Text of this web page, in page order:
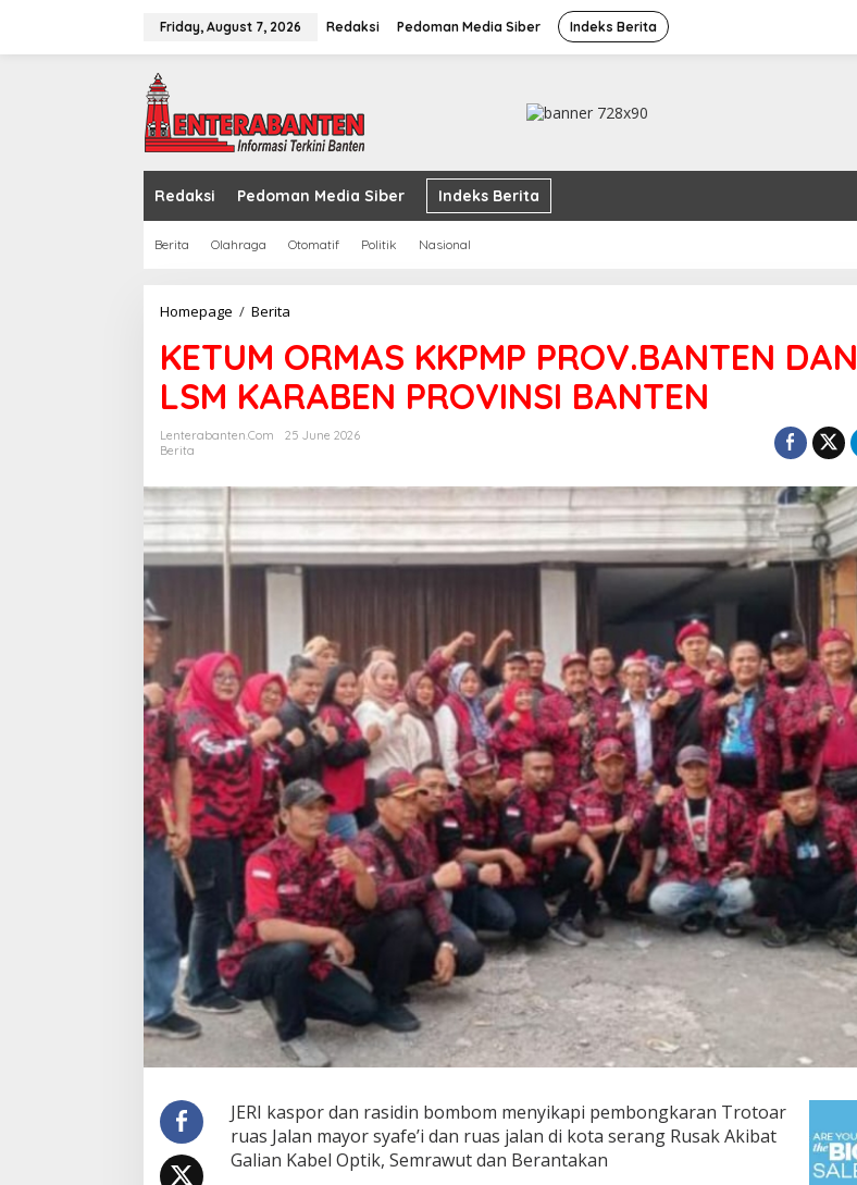
Friday, August 7, 2026 Redaksi Pedoman Media Siber Indeks Berita
Redaksi Pedoman Media Siber Indeks Berita
Berita Olahraga Otomatif Politik Nasional
Homepage / Berita
KKPMP
PROV.BANTEN
DAN
LSM
KARABEN
KETUM ORMAS KKPMP PROV.BANTEN DAN
LSM KARABEN PROVINSI BANTEN
Lenterabanten.com
25 June 2026
Berita
JERI kaspor dan rasidin bombom menyikapi pembongkaran Trotoar
ruas Jalan mayor syafe’i dan ruas jalan di kota serang Rusak Akibat
Galian Kabel Optik, Semrawut dan Berantakan